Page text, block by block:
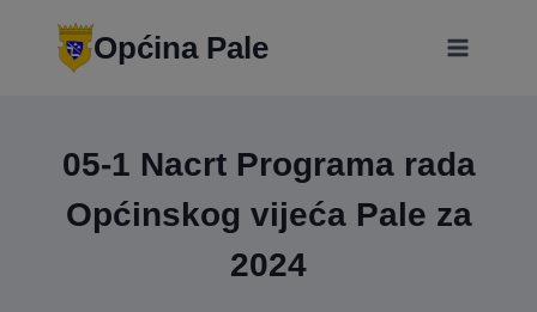
Općina Pale
05-1 Nacrt Programa rada
Općinskog vijeća Pale za
2024